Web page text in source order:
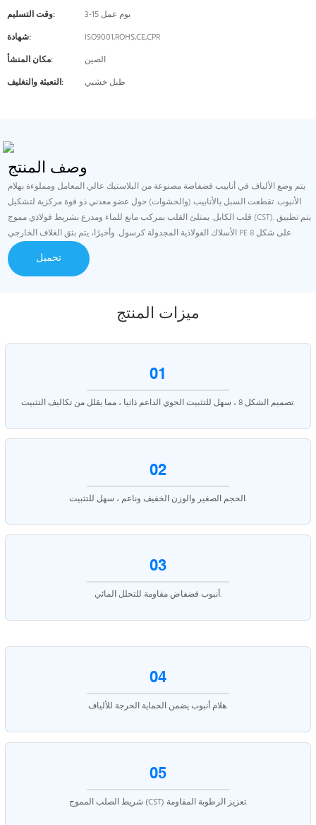
وقت التسليم:
3-15 يوم عمل
شهادة:
ISO9001,ROHS,CE,CPR
مكان المنشأ:
الصين
التعبئة والتغليف:
طبل خشبي
وصف المنتج
يتم وضع الألياف في أنابيب فضفاضة مصنوعة من البلاستيك عالي المعامل ومملوءة بهلام
الأنبوب. تقطعت السبل بالأنابيب (والحشوات) حول عضو معدني ذو قوة مركزية لتشكيل
قلب الكابل. يمتلئ القلب بمركب مانع للماء ومدرع بشريط فولاذي مموج (CST). يتم تطبيق
الأسلاك الفولاذية المجدولة كرسول. وأخيرًا، يتم بثق الغلاف الخارجي PE على شكل 8.
تحميل
ميزات المنتج
01
تصميم الشكل 8 ، سهل للتثبيت الجوي الداعم ذاتيا ، مما يقلل من تكاليف التثبيت.
02
الحجم الصغير والوزن الخفيف وناعم ، سهل للتثبيت.
03
أنبوب فضفاض مقاومة للتحلل المائي.
04
هلام أنبوب يضمن الحماية الحرجة للألياف.
05
شريط الصلب المموج (CST) تعزيز الرطوبة المقاومة.